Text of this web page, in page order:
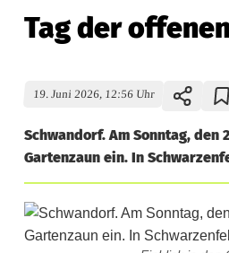
Tag der
19. Juni 2026, 12:56 Uhr
Schwandorf. Am Sonntag,
Gartenzaun ein. In